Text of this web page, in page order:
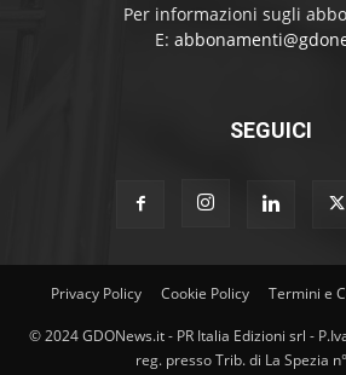
Per informazioni sugli
E:
SEGUICI
Privacy Policy Cookie Policy Termini e
© 2024 GDONews.it - PR Italia Edizioni srl -
reg. presso Trib. di La Spezia